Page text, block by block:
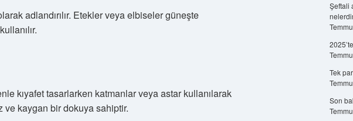
adlandırılır. Etekler veya elbiseler güneşte
kıyafet tasarlarken katmanlar veya astar kullanılarak
ve kaygan bir dokuya sahiptir.
Şeftali
Tek
Son